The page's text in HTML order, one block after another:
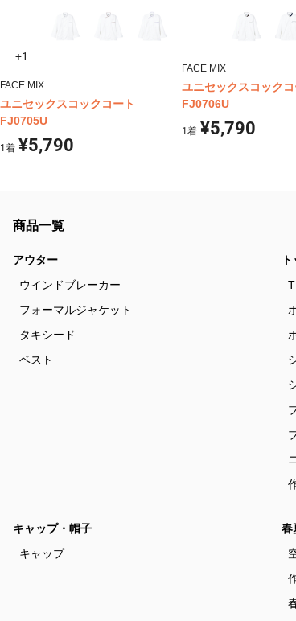
+1
FACE MIX
ユニセックスコックコート
FJ0705U
1 着 ¥5,790
FACE MIX
ユニセックスコックコ
FJ0706U
1 着 ¥5,790
商品一覧
アウター
ウインドブレーカー
フォーマルジャケット
タキシード
ベスト
キャップ・帽子
キャップ
春